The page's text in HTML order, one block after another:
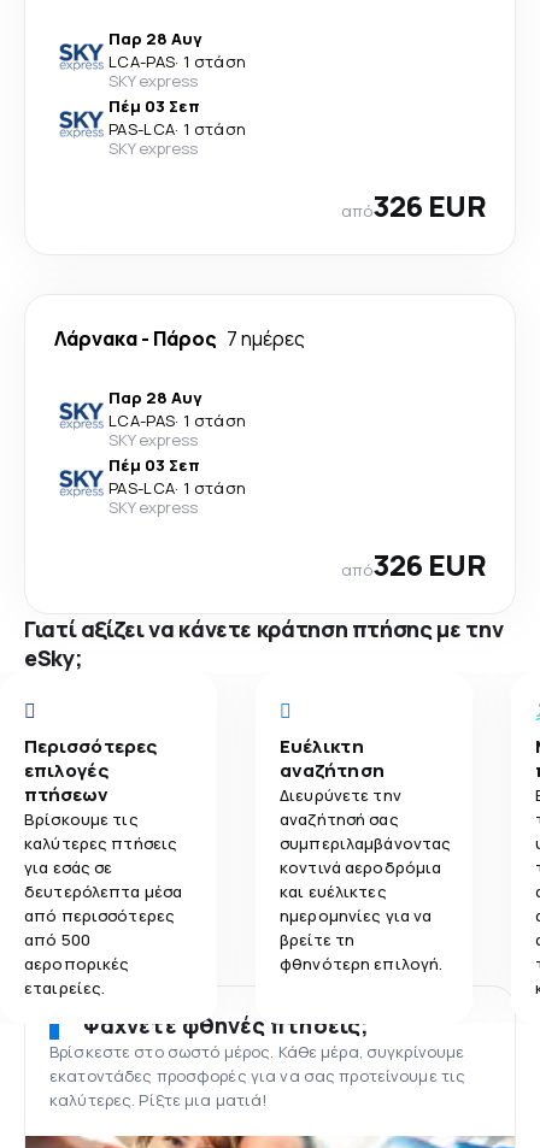
Παρ 28 Αυγ
LCA-PAS· 1 στάση
SKY express
Πέμ 03 Σεπ
PAS-LCA· 1 στάση
SKY express
από326 EUR
Λάρνακα- Πάρος 7 ημέρες
Παρ 28 Αυγ
LCA-PAS· 1 στάση
SKY express
Πέμ 03 Σεπ
PAS-LCA· 1 στάση
SKY express
από326 EUR
Γιατί αξίζει να κάνετε κράτηση πτήσης με την
eSky;
Περισσότερες
επιλογές
πτήσεων
Βρίσκουμε τις
καλύτερες πτήσεις
για εσάς σε
δευτερόλεπτα μέσα
από περισσότερες
από 500
αεροπορικές
εταιρείες.
Ευέλικτη
αναζήτηση
Διευρύνετε την
αναζήτησή σας
συμπεριλαμβάνοντας
κοντινά αεροδρόμια
και ευέλικτες
ημερομηνίες για να
βρείτε τη
φθηνότερη επιλογή.
Ψάχνετε φθηνές πτήσεις;
Βρίσκεστε στο σωστό μέρος. Κάθε μέρα, συγκρίνουμε
εκατοντάδες προσφορές για να σας προτείνουμε τις
καλύτερες. Ρίξτε μια ματιά!